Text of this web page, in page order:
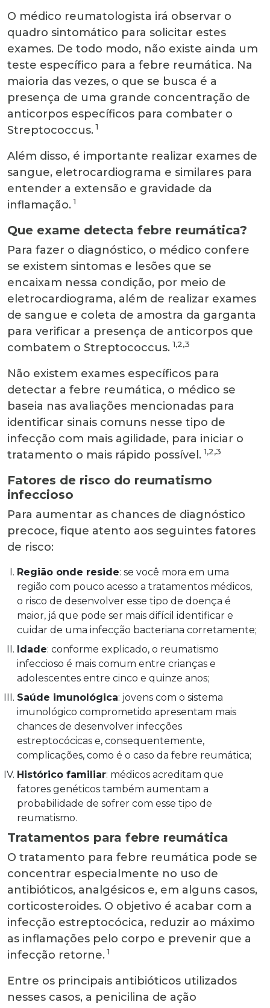
O médico reumatologista irá observar o
quadro sintomático para solicitar estes
exames. De todo modo, não existe ainda um
teste específico para a febre reumática. Na
maioria das vezes, o que se busca é a
presença de uma grande concentração de
anticorpos específicos para combater o
Streptococcus. 1
Além disso, é importante realizar exames de
sangue, eletrocardiograma e similares para
entender a extensão e gravidade da
inflamação. 1
Que exame detecta febre reumática?
Para fazer o diagnóstico, o médico confere
se existem sintomas e lesões que se
encaixam nessa condição, por meio de
eletrocardiograma, além de realizar exames
de sangue e coleta de amostra da garganta
para verificar a presença de anticorpos que
combatem o Streptococcus. 1,2,3
Não existem exames específicos para
detectar a febre reumática, o médico se
baseia nas avaliações mencionadas para
identificar sinais comuns nesse tipo de
infecção com mais agilidade, para iniciar o
tratamento o mais rápido possível. 1,2,3
Fatores de risco do reumatismo
infeccioso
Para aumentar as chances de diagnóstico
precoce, fique atento aos seguintes fatores
de risco:
Região onde reside: se você mora em uma
região com pouco acesso a tratamentos médicos,
o risco de desenvolver esse tipo de doença é
maior, já que pode ser mais difícil identificar e
cuidar de uma infecção bacteriana corretamente;
Idade: conforme explicado, o reumatismo
infeccioso é mais comum entre crianças e
adolescentes entre cinco e quinze anos;
Saúde imunológica: jovens com o sistema
imunológico comprometido apresentam mais
chances de desenvolver infecções
estreptocócicas e, consequentemente,
complicações, como é o caso da febre reumática;
Histórico familiar: médicos acreditam que
fatores genéticos também aumentam a
probabilidade de sofrer com esse tipo de
reumatismo.
Tratamentos para febre reumática
O tratamento para febre reumática pode se
concentrar especialmente no uso de
antibióticos, analgésicos e, em alguns casos,
corticosteroides. O objetivo é acabar com a
infecção estreptocócica, reduzir ao máximo
as inflamações pelo corpo e prevenir que a
infecção retorne. 1
Entre os principais antibióticos utilizados
nesses casos, a penicilina de ação